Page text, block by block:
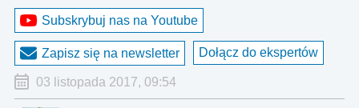
Subskrybuj nas na Youtube
Zapisz się na newsletter Dołącz do ekspertów
03 listopada 2017, 09:54